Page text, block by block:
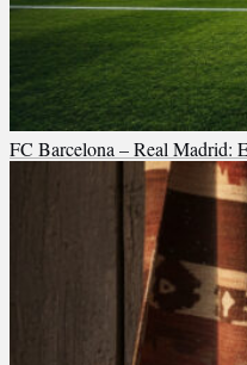
FC Barcelona – Real Madrid: